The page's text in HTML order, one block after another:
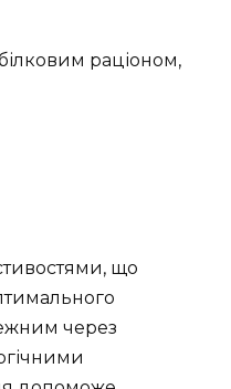
раціоном,
що
через